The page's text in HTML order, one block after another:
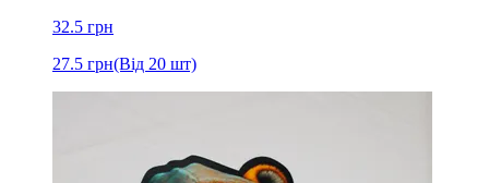
32.5 грн
27.5 грн(Від 20 шт)